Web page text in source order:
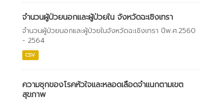
จำนวนผู้ป่วยนอกและผู้ป่วยใน จังหวัดฉะเชิงเทรา
จำนวนผู้ป่วยนอกและผู้ป่วยในจังหวัดฉะเชิงเทรา ปีพ.ศ.2560
- 2564
CSV
ความชุกของโรคหัวใจและหลอดเลือดจำแนกตามเขต
สุขภาพ